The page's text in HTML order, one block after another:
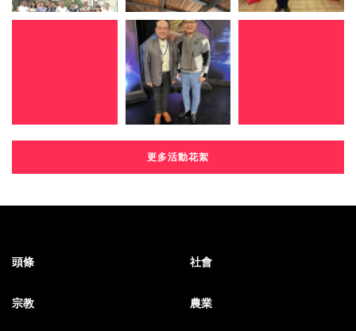
更多活動花絮
頭條 社會
宗教 農業